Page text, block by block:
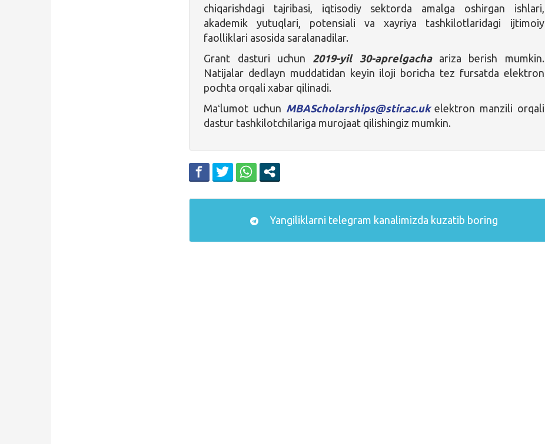
chiqarishdagi tajribasi, iqtisodiy sektorda amalga oshirgan ishlari,
akademik yutuqlari, potensiali va xayriya tashkilotlaridagi ijtimoiy
faolliklari asosida saralanadilar.
Grant dasturi uchun 2019-yil 30-aprelgachaariza berish mumkin.
Natijalar dedlayn muddatidan keyin iloji boricha tez fursatda elektron
pochta orqali xabar qilinadi.
Maʻlumot uchun MBAScholarships@stir.ac.ukelektron manzili orqali
dastur tashkilotchilariga murojaat qilishingiz mumkin.
Yangiliklarni telegram kanalimizda kuzatib boring